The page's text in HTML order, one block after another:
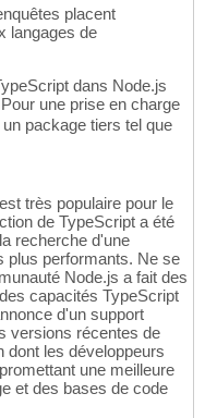
placent
langages de
dans Node.js
une prise en charge
package tiers tel que
très populaire pour le
de TypeScript a été
recherche d'une
plus performants. Ne se
Node.js a fait des
capacités TypeScript
d'un support
versions récentes de
dont les développeurs
une meilleure
et des bases de code